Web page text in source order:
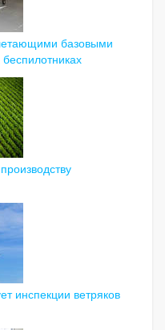
базовыми
инспекции ветряков